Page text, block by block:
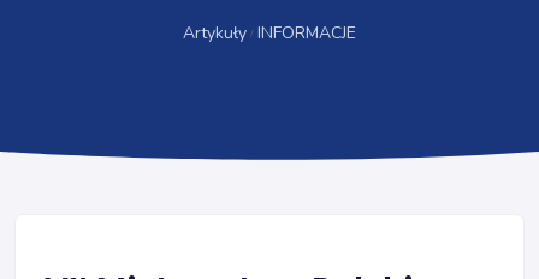
Artykuły INFORMACJE